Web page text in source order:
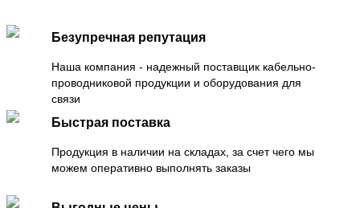
Безупречная репутация
Наша компания - надежный поставщик кабельно-
проводниковой продукции и оборудования для
связи
Быстрая поставка
Продукция в наличии на складах, за счет чего мы
можем оперативно выполнять заказы